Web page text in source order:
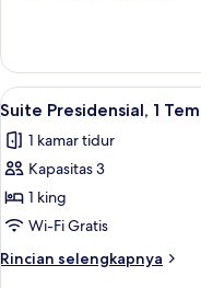
King
(Bund
View)
Kamar,
Tempat
King
(Bund
Lihat
semua
foto
untuk
Suite
Presidensial,
1
Tempat
8
Suite Presidensial, 1
1 kamar tidur
Kapasitas 3
1 king
Wi-Fi Gratis
Rincian selengkapnya
Rincian